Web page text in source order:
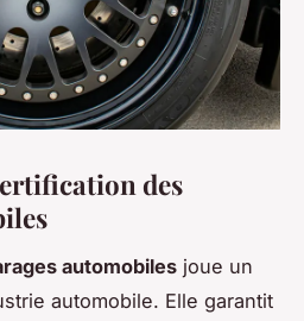
des
automobiles joue un
automobile. Elle garantit